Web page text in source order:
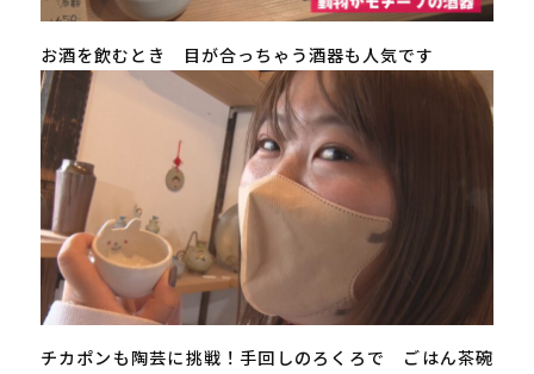
お酒を飲むとき 目が合っちゃう酒器も人気です
チカポンも陶芸に挑戦！手回しのろくろで ごはん茶碗